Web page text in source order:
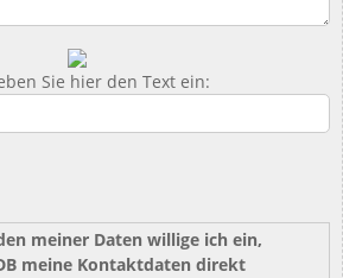
Sie hier den Text ein:
meiner Daten willige ich ein,
meine Kontaktdaten direkt